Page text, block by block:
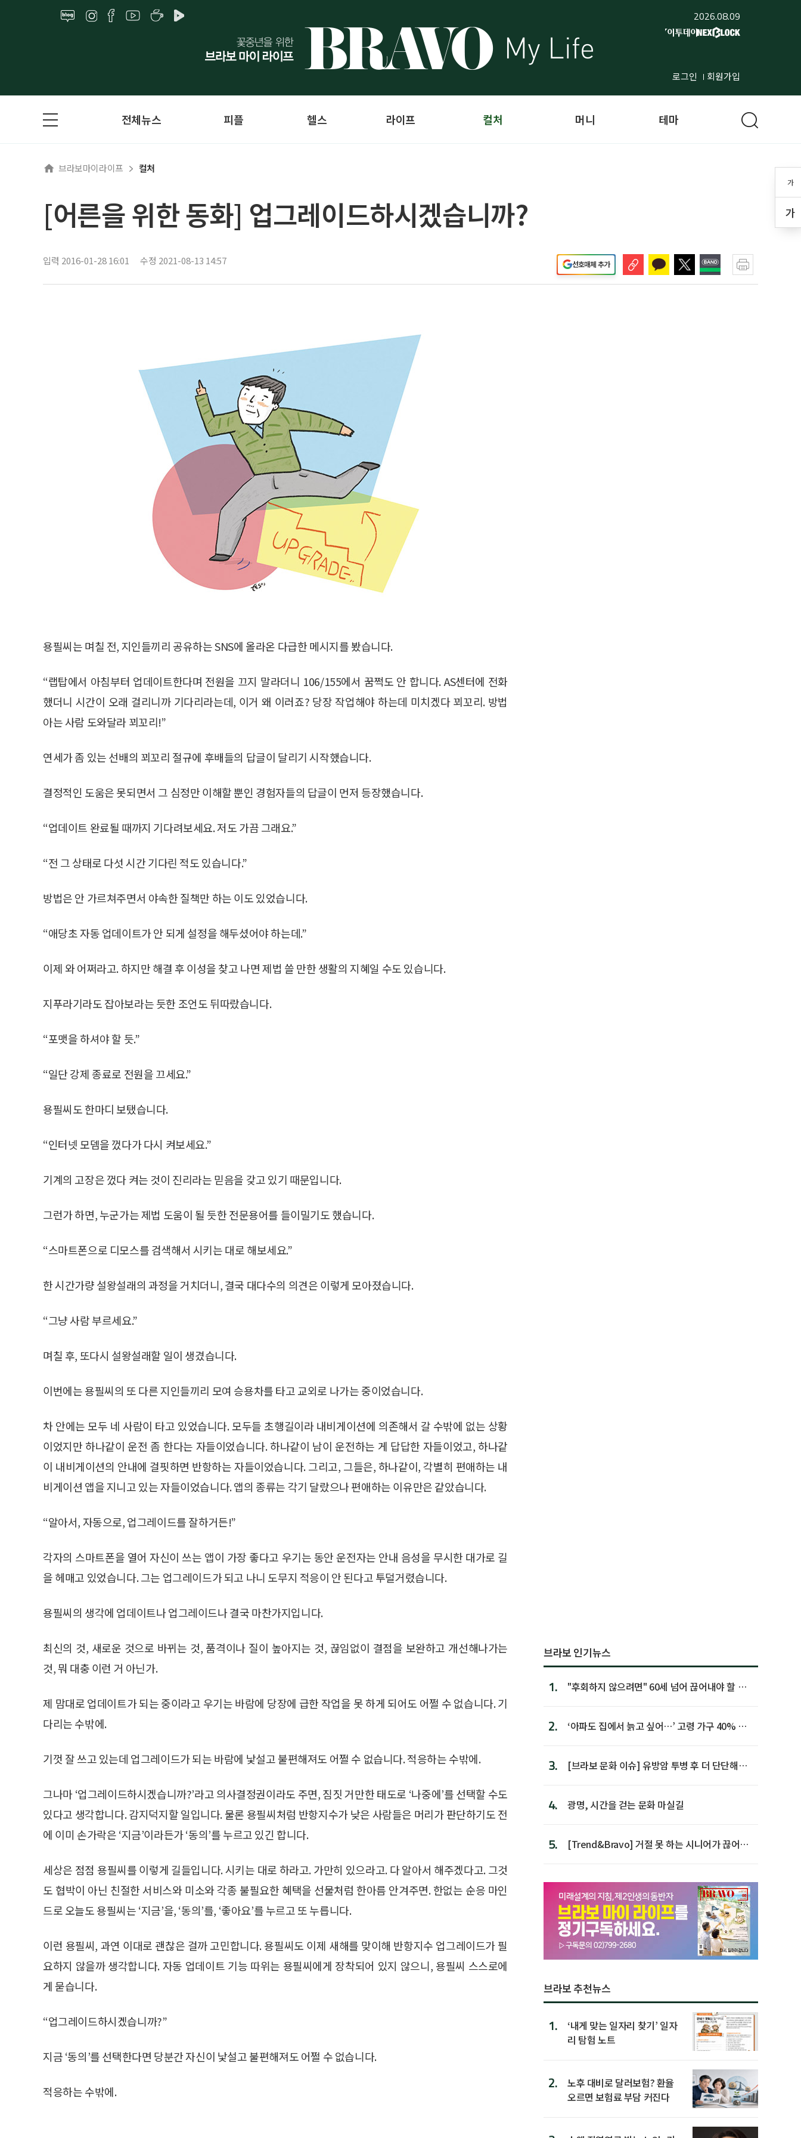
2026.08.09
로그인 회원가입
가
가
전체뉴스 피플 헬스 라이프 컬처 머니 테마
브라보마이라이프 컬처
[어른을 위한 동화] 업그레이드하시겠습니까?
입력 2016-01-28 16:01 수정 2021-08-13 14:57 선호매체 추가
용필씨는 며칠 전, 지인들끼리 공유하는 SNS에 올라온 다급한 메시지를 봤습니다.
“랩탑에서 아침부터 업데이트한다며 전원을 끄지 말라더니 106/155에서 꿈쩍도 안 합니다. AS센터에 전화
했더니 시간이 오래 걸리니까 기다리라는데, 이거 왜 이러죠? 당장 작업해야 하는데 미치겠다 꾀꼬리. 방법
아는 사람 도와달라 꾀꼬리!”
연세가 좀 있는 선배의 꾀꼬리 절규에 후배들의 답글이 달리기 시작했습니다.
결정적인 도움은 못되면서 그 심정만 이해할 뿐인 경험자들의 답글이 먼저 등장했습니다.
“업데이트 완료될 때까지 기다려보세요. 저도 가끔 그래요.”
“전 그 상태로 다섯 시간 기다린 적도 있습니다.”
방법은 안 가르쳐주면서 야속한 질책만 하는 이도 있었습니다.
“애당초 자동 업데이트가 안 되게 설정을 해두셨어야 하는데.”
이제 와 어쩌라고. 하지만 해결 후 이성을 찾고 나면 제법 쓸 만한 생활의 지혜일 수도 있습니다.
지푸라기라도 잡아보라는 듯한 조언도 뒤따랐습니다.
“포맷을 하셔야 할 듯.”
“일단 강제 종료로 전원을 끄세요.”
용필씨도 한마디 보탰습니다.
“인터넷 모뎀을 껐다가 다시 켜보세요.”
기계의 고장은 껐다 켜는 것이 진리라는 믿음을 갖고 있기 때문입니다.
그런가 하면, 누군가는 제법 도움이 될 듯한 전문용어를 들이밀기도 했습니다.
“스마트폰으로 디모스를 검색해서 시키는 대로 해보세요.”
한 시간가량 설왕설래의 과정을 거치더니, 결국 대다수의 의견은 이렇게 모아졌습니다.
“그냥 사람 부르세요.”
며칠 후, 또다시 설왕설래할 일이 생겼습니다.
이번에는 용필씨의 또 다른 지인들끼리 모여 승용차를 타고 교외로 나가는 중이었습니다.
차 안에는 모두 네 사람이 타고 있었습니다. 모두들 초행길이라 내비게이션에 의존해서 갈 수밖에 없는 상황
이었지만 하나같이 운전 좀 한다는 자들이었습니다. 하나같이 남이 운전하는 게 답답한 자들이었고, 하나같
이 내비게이션의 안내에 걸핏하면 반항하는 자들이었습니다. 그리고, 그들은, 하나같이, 각별히 편애하는 내
비게이션 앱을 지니고 있는 자들이었습니다. 앱의 종류는 각기 달랐으나 편애하는 이유만은 같았습니다.
“알아서, 자동으로, 업그레이드를 잘하거든!”
각자의 스마트폰을 열어 자신이 쓰는 앱이 가장 좋다고 우기는 동안 운전자는 안내 음성을 무시한 대가로 길
을 헤매고 있었습니다. 그는 업그레이드가 되고 나니 도무지 적응이 안 된다고 투덜거렸습니다.
용필씨의 생각에 업데이트나 업그레이드나 결국 마찬가지입니다.
최신의 것, 새로운 것으로 바뀌는 것, 품격이나 질이 높아지는 것, 끊임없이 결점을 보완하고 개선해나가는
것, 뭐 대충 이런 거 아닌가.
제 맘대로 업데이트가 되는 중이라고 우기는 바람에 당장에 급한 작업을 못 하게 되어도 어쩔 수 없습니다. 기
다리는 수밖에.
기껏 잘 쓰고 있는데 업그레이드가 되는 바람에 낯설고 불편해져도 어쩔 수 없습니다. 적응하는 수밖에.
그나마 ‘업그레이드하시겠습니까?’라고 의사결정권이라도 주면, 짐짓 거만한 태도로 ‘나중에’를 선택할 수도
있다고 생각합니다. 감지덕지할 일입니다. 물론 용필씨처럼 반항지수가 낮은 사람들은 머리가 판단하기도 전
에 이미 손가락은 ‘지금’이라든가 ‘동의’를 누르고 있긴 합니다.
세상은 점점 용필씨를 이렇게 길들입니다. 시키는 대로 하라고. 가만히 있으라고. 다 알아서 해주겠다고. 그것
도 협박이 아닌 친절한 서비스와 미소와 각종 불필요한 혜택을 선물처럼 한아름 안겨주면. 한없는 순응 마인
드로 오늘도 용필씨는 ‘지금’을, ‘동의’를, ‘좋아요’를 누르고 또 누릅니다.
이런 용필씨, 과연 이대로 괜찮은 걸까 고민합니다. 용필씨도 이제 새해를 맞이해 반항지수 업그레이드가 필
요하지 않을까 생각합니다. 자동 업데이트 기능 따위는 용필씨에게 장착되어 있지 않으니, 용필씨 스스로에
게 묻습니다.
“업그레이드하시겠습니까?”
지금 ‘동의’를 선택한다면 당분간 자신이 낯설고 불편해져도 어쩔 수 없습니다.
적응하는 수밖에.
브라보 인기뉴스
1.
"후회하지 않으려면" 60세 넘어 끊어내야 할 사
2.
‘아파도 집에서 늙고 싶어…’ 고령 가구 40% 노
3.
[브라보 문화 이슈] 유방암 투병 후 더 단단해진
4. 광명, 시간을 걷는 문화 마실길
5.
[Trend&Bravo] 거절 못 하는 시니어가 끊어야
브라보 추천뉴스
1.
‘내게 맞는 일자리 찾기’ 일자
리 탐험 노트
2.
노후 대비로 달러보험? 환율
오르면 보험료 부담 커진다